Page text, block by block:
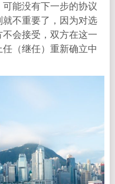
能没有下一步的协议
不重要了，因为对选
会接受，双方在这一
（继任）重新确立中